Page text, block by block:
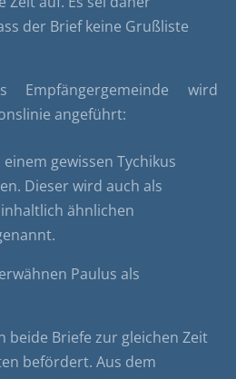
der Brief keine Grußliste
Empfängergemeinde wird
angeführt:
gewissen Tychikus
Dieser wird auch als
ähnlichen
Paulus als
beide Briefe zur gleichen Zeit
befördert. Aus dem